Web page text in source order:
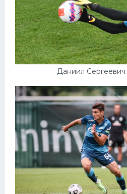
Даниил